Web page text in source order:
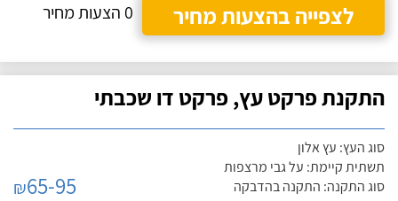
לצפייה בהצעות מחיר
0 הצעות מחיר
התקנת פרקט עץ, פרקט דו שכבתי
סוג העץ: עץ אלון
תשתית קיימת: על גבי מרצפות
סוג התקנה: התקנה בהדבקה
₪65-95